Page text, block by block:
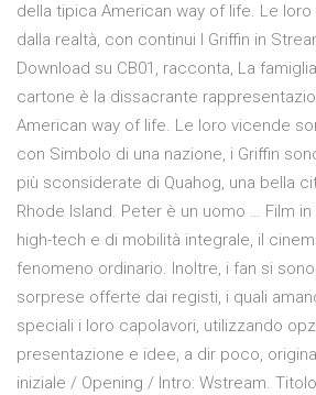
della tipica American way of life. Le
dalla realtà, con continui I Griffin in
Download su CB01, racconta, La
cartone è la dissacrante
American way of life. Le loro vicende
con Simbolo di una nazione, i Griffin
più sconsiderate di Quahog, una bella
Rhode Island. Peter è un uomo … Film
high-tech e di mobilità integrale, il
fenomeno ordinario. Inoltre, i fan si
sorprese offerte dai registi, i quali
speciali i loro capolavori, utilizzando
presentazione e idee, a dir poco,
iniziale / Opening / Intro: Wstream.